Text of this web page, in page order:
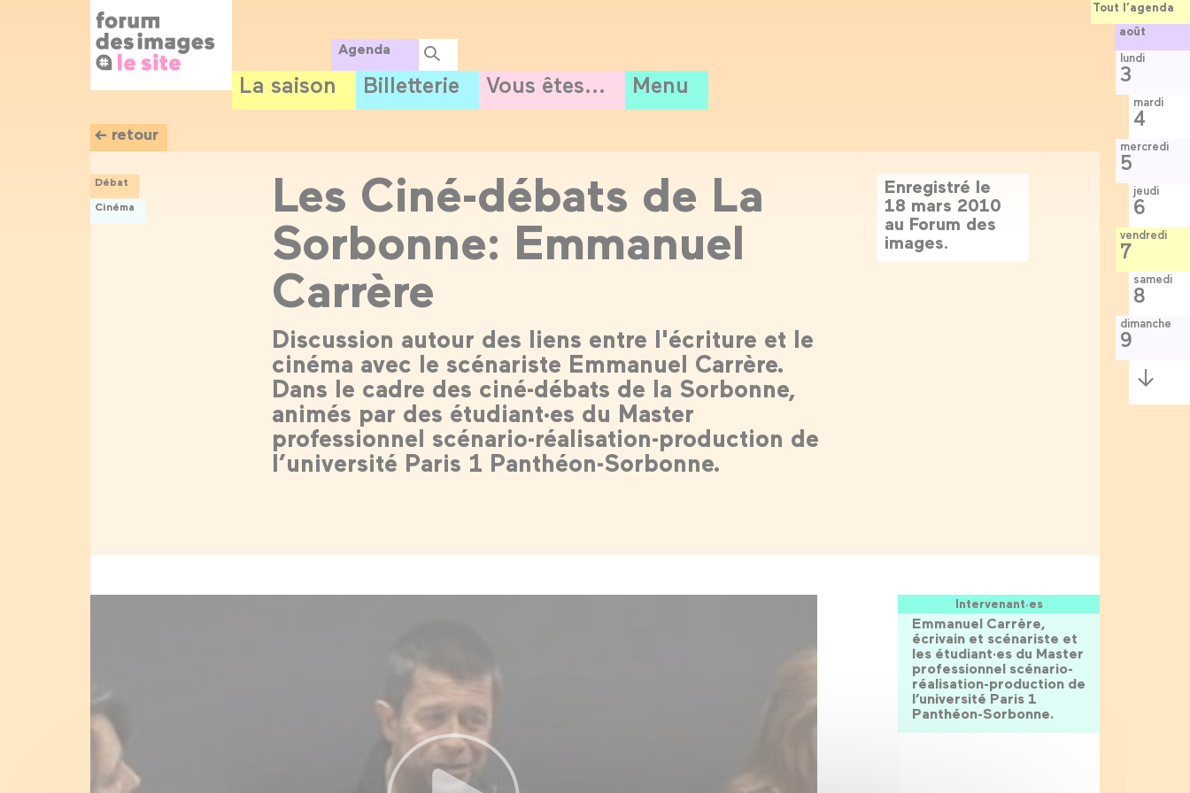
Agenda
La saison Billetterie Vous êtes... Menu
← retour
Débat
Cinéma
Enregistré le
18 mars 2010
au Forum des
images.
Les Ciné-débats de La
Sorbonne: Emmanuel
Carrère
Discussion autour des liens entre l'écriture et le
cinéma avec le scénariste Emmanuel Carrère.
Dans le cadre des ciné-débats de la Sorbonne,
animés par des étudiant·es du Master
professionnel scénario-réalisation-production de
l’université Paris 1 Panthéon-Sorbonne.
Intervenant·es
Emmanuel Carrère,
écrivain et scénariste et
les étudiant·es du Master
professionnel scénario-
réalisation-production de
l’université Paris 1
Panthéon-Sorbonne.
Tout l’agenda
août
lundi
3
mardi
4
mercredi
5
jeudi
6
vendredi
7
samedi
8
dimanche
9
Semaine
suivante